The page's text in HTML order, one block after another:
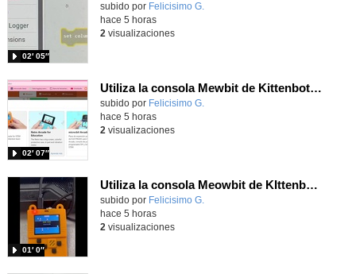
Contenido educativo.
subido por Felicisimo G.
02′ 05″
hace 5 horas
2 visualizaciones
Utiliza la consola Mewbit de Kittenbot para llevar tus juegos arcade de MakeCode a tu mano
Contenido educativo.
subido por Felicisimo G.
02′ 07″
hace 5 horas
2 visualizaciones
Utiliza la consola Meowbit de KIttenbot para jugar con tus programas MakeCode Arcade
Contenido educativo.
subido por Felicisimo G.
01′ 0″
hace 5 horas
2 visualizaciones